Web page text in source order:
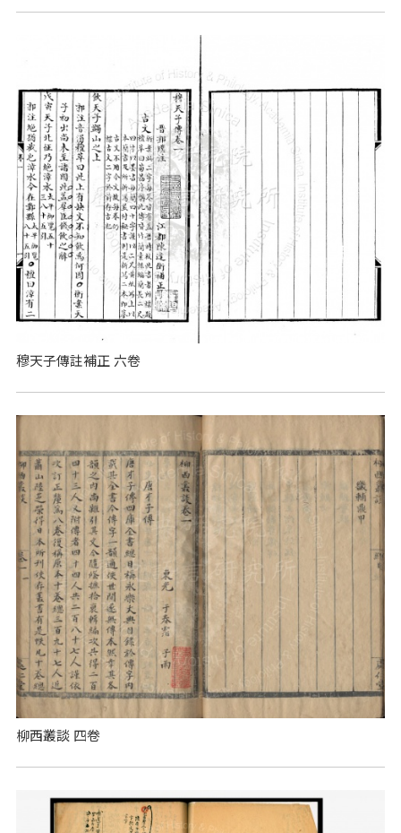
穆天子傳註補正 六卷
柳西叢談 四卷